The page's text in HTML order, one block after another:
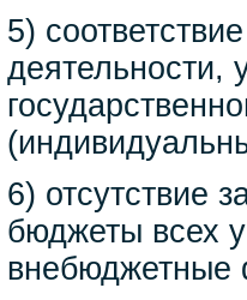
5)
деятельности,
6) отсутствие
бюджеты всех